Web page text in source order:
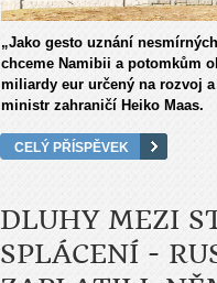
„Jako gesto uznání
chceme Namibii a potomkům
miliardy eur určený na rozvoj
ministr zahraničí Heiko Maas.
CELÝ PŘÍSPĚVEK
DLUHY MEZI
SPLÁCENÍ -